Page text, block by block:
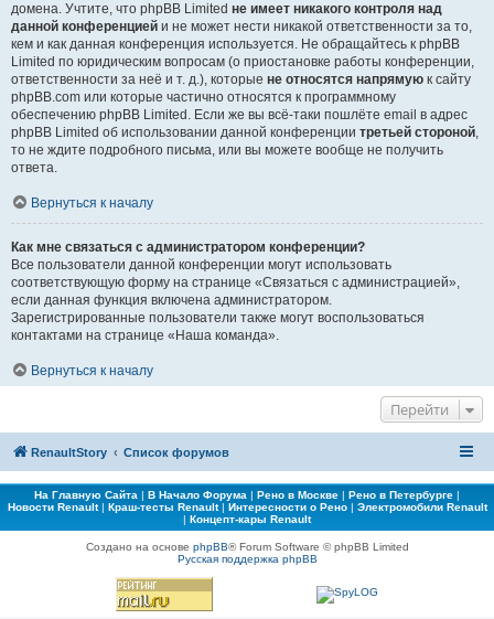
домена. Учтите, что phpBB Limited не имеет никакого контроля над
данной конференцией и не может нести никакой ответственности за то,
кем и как данная конференция используется. Не обращайтесь к phpBB
Limited по юридическим вопросам (о приостановке работы конференции,
ответственности за неё и т. д.), которые не относятся напрямую к сайту
phpBB.com или которые частично относятся к программному
обеспечению phpBB Limited. Если же вы всё-таки пошлёте email в адрес
phpBB Limited об использовании данной конференции третьей стороной,
то не ждите подробного письма, или вы можете вообще не получить
ответа.
Вернуться к началу
Как мне связаться с администратором конференции?
Все пользователи данной конференции могут использовать
соответствующую форму на странице «Связаться с администрацией»,
если данная функция включена администратором.
Зарегистрированные пользователи также могут воспользоваться
контактами на странице «Наша команда».
Вернуться к началу
Перейти
RenaultStory Список форумов
На Главную Сайта | В Начало Форума | Рено в Москве | Рено в Петербурге |
Новости Renault| Краш-тесты Renault| Интересности о Рено| Электромобили Renault
| Концепт-кары Renault
Создано на основе phpBB® Forum Software © phpBB Limited
Русская поддержка phpBB